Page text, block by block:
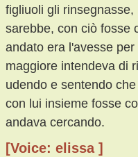
figliuoli gli
sarebbe, con ciò fosse
andato era l'avesse
maggiore intendeva di
udendo e sentendo
con lui insieme fosse
andava cercando.
[Voice: elissa ]